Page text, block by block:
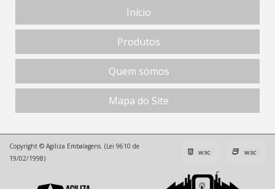
Início
Produtos
Quem somos
Mapa do Site
Copyright © Agiliza Embalagens. (Lei 9610 de
19/02/1998)
W3C W3C